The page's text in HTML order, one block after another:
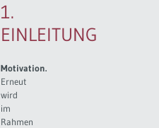
1.
EINLEITUNG
Motivation.
Erneut
wird
im
Rahmen